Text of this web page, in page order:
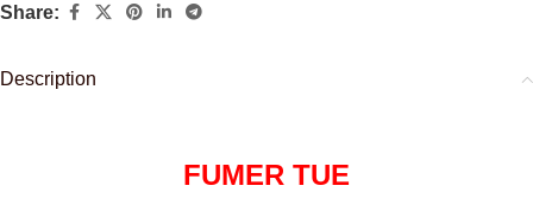
Share:
Description
FUMER TUE